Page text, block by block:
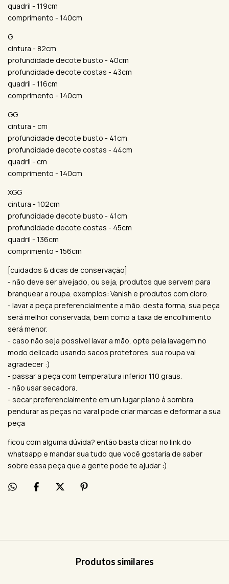
quadril - 119cm
comprimento - 140cm
G
cintura - 82cm
profundidade decote busto - 40cm
profundidade decote costas - 43cm
quadril - 116cm
comprimento - 140cm
GG
cintura - cm
profundidade decote busto - 41cm
profundidade decote costas - 44cm
quadril - cm
comprimento - 140cm
XGG
cintura - 102cm
profundidade decote busto - 41cm
profundidade decote costas - 45cm
quadril - 136cm
comprimento - 156cm
[cuidados & dicas de conservação]
- não deve ser alvejado, ou seja, produtos que servem para
branquear a roupa. exemplos: Vanish e produtos com cloro.
- lavar a peça preferencialmente a mão. desta forma, sua peça
será melhor conservada, bem como a taxa de encolhimento
será menor.
- caso não seja possível lavar a mão, opte pela lavagem no
modo delicado usando sacos protetores. sua roupa vai
agradecer :)
- passar a peça com temperatura inferior 110 graus.
- não usar secadora.
- secar preferencialmente em um lugar plano à sombra.
pendurar as peças no varal pode criar marcas e deformar a sua
peça
ficou com alguma dúvida? então basta clicar no link do
whatsapp e mandar sua tudo que você gostaria de saber
sobre essa peça que a gente pode te ajudar :)
Produtos similares